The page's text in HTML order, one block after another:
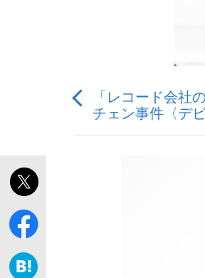
「敗因分析は一
「レコード会社
チェン事件〈デ